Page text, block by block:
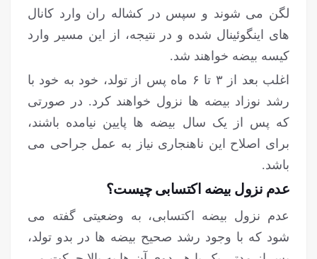
لگن می شوند و سپس در کشاله ران وارد کانال
های اینگوئینال شده و در نتیجه، از این مسیر وارد
کیسه بیضه خواهند شد.
اغلب بعد از ۳ تا ۶ ماه پس از تولد، خود به خود با
رشد نوزاد بیضه ها نزول خواهند کرد. در صورتی
که پس از یک سال بیضه ها پایین نیامده باشند،
برای اصلاح این ناهنجاری نیاز به عمل جراحی می
باشد.
عدم نزول بیضه اکتسابی چیست؟
عدم نزول بیضه اکتسابی، به وضعیتی گفته می
شود که با وجود رشد صحیح بیضه ها در بدو تولد،